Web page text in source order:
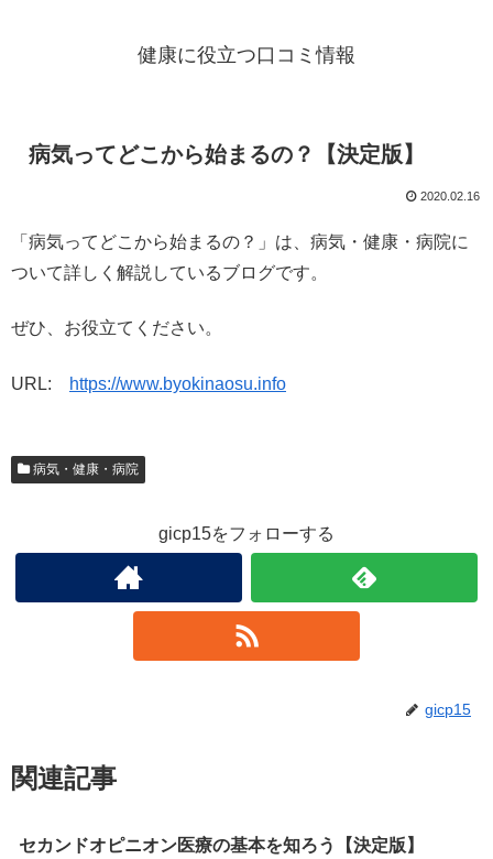
健康に役立つ口コミ情報
病気ってどこから始まるの？【決定版】
2020.02.16
「病気ってどこから始まるの？」は、病気・健康・病院に
ついて詳しく解説しているブログです。
ぜひ、お役立てください。
URL: https://www.byokinaosu.info
病気・健康・病院
gicp15をフォローする
gicp15
関連記事
セカンドオピニオン医療の基本を知ろう【決定版】